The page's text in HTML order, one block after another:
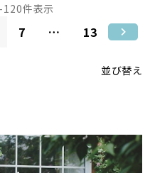
並び替え
-120件表示
7 … 13